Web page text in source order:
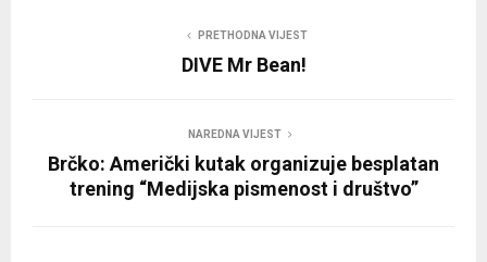
PRETHODNA VIJEST
DIVE Mr Bean!
NAREDNA VIJEST
Brčko: Američki kutak organizuje besplatan
trening “Medijska pismenost i društvo”